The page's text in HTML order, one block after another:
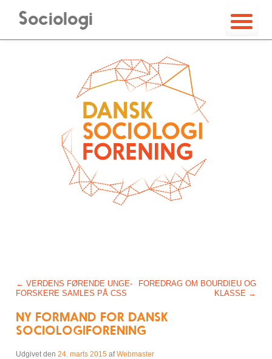
Sociologi
Post navigation
FOREDRAG OM BOURDIEU OG
KLASSE →
← VERDENS FØRENDE UNGE-
FORSKERE SAMLES PÅ CSS
NY FORMAND FOR DANSK
SOCIOLOGIFORENING
Udgivet den 24. marts 2015 afWebmaster